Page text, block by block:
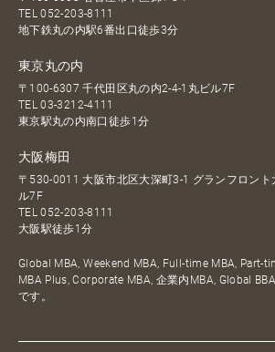
TEL052-203-8111
地下鉄丸の内駅6番出口徒歩3分
東京丸の内
〒100-6307 千代田区丸の内2-4-1丸ビル7F
TEL03-3212-4111
東京駅丸の内南口徒歩1分
大阪梅田
〒530-0011 大阪市北区大深町3-1 グランフロント
ル7F
TEL052-203-8111
大阪駅徒歩1分
Global MBA, Weekend MBA, Full-time MBA, Part-
MBA Plus, Corporate MBA, 企業内MBA, Global
です。